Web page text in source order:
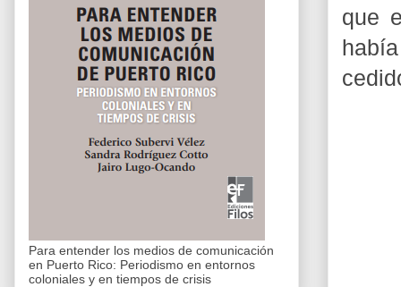
que
Para entender los medios de comunicación
en Puerto Rico: Periodismo en entornos
coloniales y en tiempos de crisis